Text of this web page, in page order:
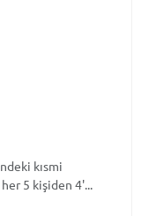
kısmi
5 kişiden 4'...